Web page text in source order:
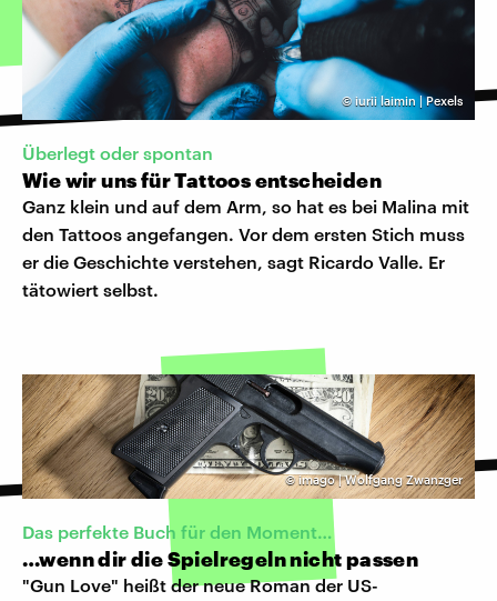
© iurii laimin | Pexels
Überlegt oder spontan
Wie wir uns für Tattoos entscheiden
Ganz klein und auf dem Arm, so hat es bei Malina mit
den Tattoos angefangen. Vor dem ersten Stich muss
er die Geschichte verstehen, sagt Ricardo Valle. Er
tätowiert selbst.
©imago | Wolfgang Zwanzger
Das perfekte Buch für den Moment…
…wenn dir die Spielregeln nicht passen
"Gun Love" heißt der neue Roman der US-